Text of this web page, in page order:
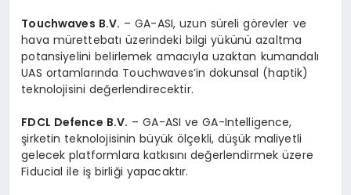
Touchwaves B.V. – GA-ASI, uzun süreli görevler ve
hava mürettebatı üzerindeki bilgi yükünü azaltma
potansiyelini belirlemek amacıyla uzaktan kumandalı
UAS ortamlarında Touchwaves’in dokunsal (haptik)
teknolojisini değerlendirecektir.
FDCL Defence B.V. – GA-ASI ve GA-Intelligence,
şirketin teknolojisinin büyük ölçekli, düşük maliyetli
gelecek platformlara katkısını değerlendirmek üzere
Fiducial ile iş birliği yapacaktır.